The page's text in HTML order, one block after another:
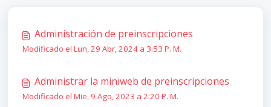
Administración de preinscripciones
Modificado el Lun, 29 Abr, 2024 a 3:53 P. M.
Administrar la miniweb de preinscripciones
Modificado el Mie, 9 Ago, 2023 a 2:20 P. M.